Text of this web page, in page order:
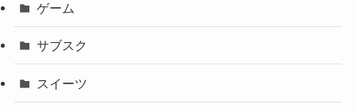
ゲーム
サブスク
スイーツ